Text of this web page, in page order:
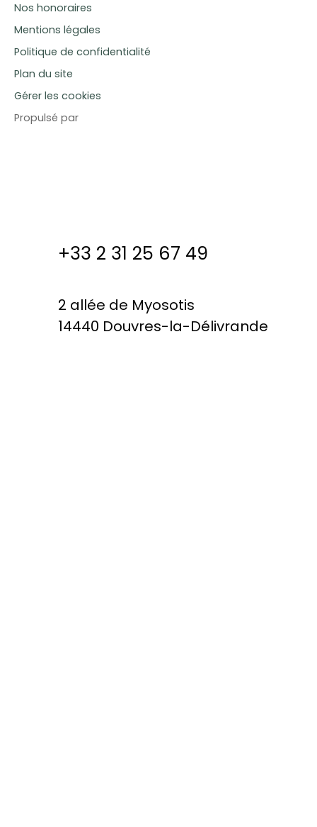
Nos honoraires
Mentions légales
Politique de confidentialité
Plan du site
Gérer les cookies
Propulsé par
+33 2 31 25 67 49
2 allée de Myosotis
14440 Douvres-la-Délivrande